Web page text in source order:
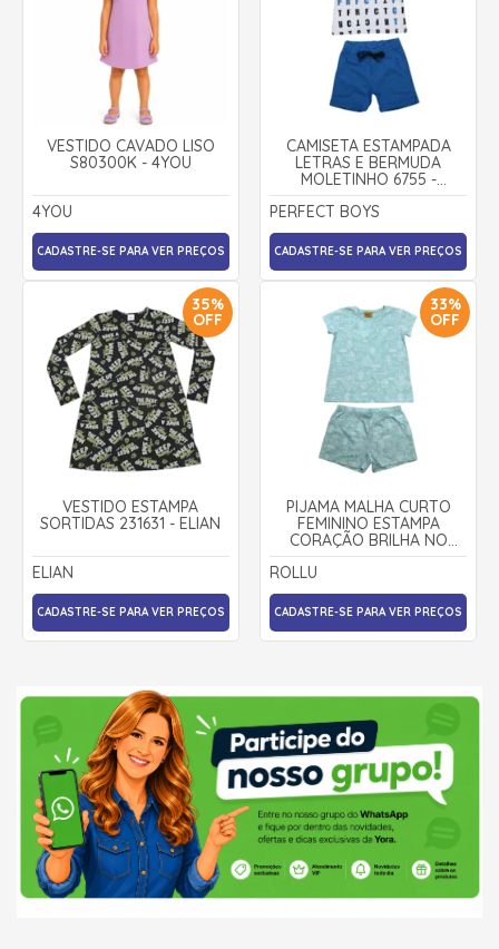
VESTIDO CAVADO LISO
S80300K - 4YOU
4YOU
CADASTRE-SE PARA VER PREÇOS
CAMISETA ESTAMPADA
LETRAS E BERMUDA
MOLETINHO 6755 -
PERFECT BOY
PERFECT BOYS
CADASTRE-SE PARA VER PREÇOS
35%
OFF
VESTIDO ESTAMPA
SORTIDAS 231631 - ELIAN
ELIAN
CADASTRE-SE PARA VER PREÇOS
33%
OFF
PIJAMA MALHA CURTO
FEMININO ESTAMPA
CORAÇÃO BRILHA NO
ESCURO 22194 - ROLLU
ROLLU
CADASTRE-SE PARA VER PREÇOS